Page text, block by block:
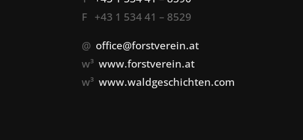
F +43 1 534 41 – 8529
@ office@forstverein.at
w³www.forstverein.at
w³www.waldgeschichten.com